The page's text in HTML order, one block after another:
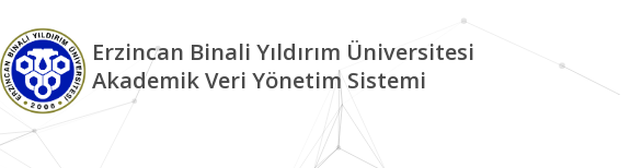
Erzincan Binali Yıldırım Üniversitesi
Akademik Veri Yönetim Sistemi